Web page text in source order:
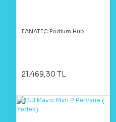
FANATEC Podium Hub
21.469,30 TL